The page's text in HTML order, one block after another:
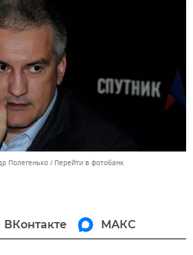
Полегенько Перейти в фотобанк
ВКонтакте МАКС